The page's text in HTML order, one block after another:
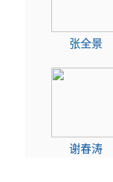
张全景
谢春涛